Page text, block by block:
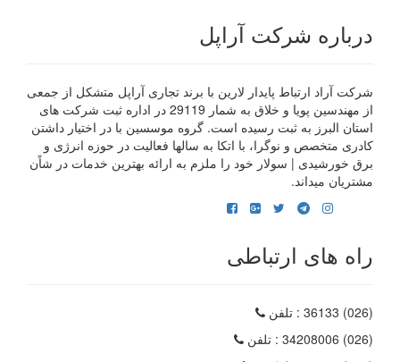
درباره شرکت آراپل
شرکت آراد ارتباط پایدار لارین با برند تجاری آراپل متشکل از جمعی
از مهندسین پویا و خلاق به شمار 29119 در اداره ثبت شرکت های
استان البرز به ثبت رسیده است. گروه موسسین با در اختیار داشتن
کادری متخصص و نوگرا، با اتکا به سالها فعالیت در حوزه انرژی و
برق خورشیدی | سولار خود را ملزم به ارائه بهترین خدمات در شاًن
مشتریان میداند.
راه های ارتباطی
(026) 36133
: تلفن
(026) 34208006
: تلفن